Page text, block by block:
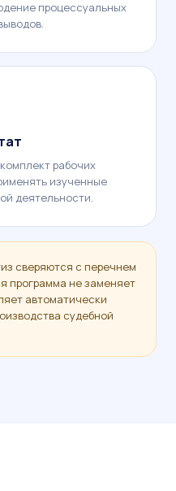
процессуальных
рабочих
изученные
деятельности.
сверяются с перечнем
программа не заменяет
автоматически
судебной